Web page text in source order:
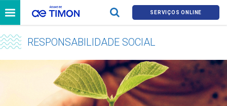
SERVIÇOS ONLINE
RESPONSABILIDADE SOCIAL